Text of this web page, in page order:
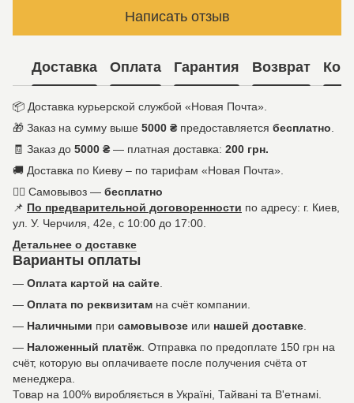
Написать отзыв
Доставка Оплата Гарантия Возврат
📦 Доставка курьерской службой «Новая Почта».
🎁 Заказ на сумму выше 5000 ₴ предоставляется бесплатно
🧾 Заказ до 5000 ₴ — платная доставка: 200 грн.
🚚 Доставка по Киеву – по тарифам «Новая Почта».
🚶‍♀️ Самовывоз — бесплатно
📌 По предварительной договоренности по адресу: г. Киев,
ул. У. Черчиля, 42е, с 10:00 до 17:00.
Детальнее о доставке
Варианты оплаты
— Оплата картой на сайте.
— Оплата по реквизитам на счёт компании.
— Наличными при самовывозе или нашей доставке.
— Наложенный платёж. Отправка по предоплате 150 грн на
счёт, которую вы оплачиваете после получения счёта от
менеджера.
Товар на 100% виробляється в Україні, Тайвані та В'етнамі.